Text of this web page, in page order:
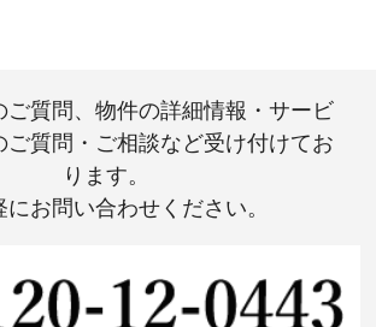
ご質問、物件の詳細情報・サービ
ご質問・ご相談など受け付けてお
ります。
にお問い合わせください。